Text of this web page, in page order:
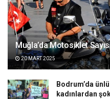
Muğla’da Motosiklet
20 MART 2025
Bodrum’da
kadınlardan